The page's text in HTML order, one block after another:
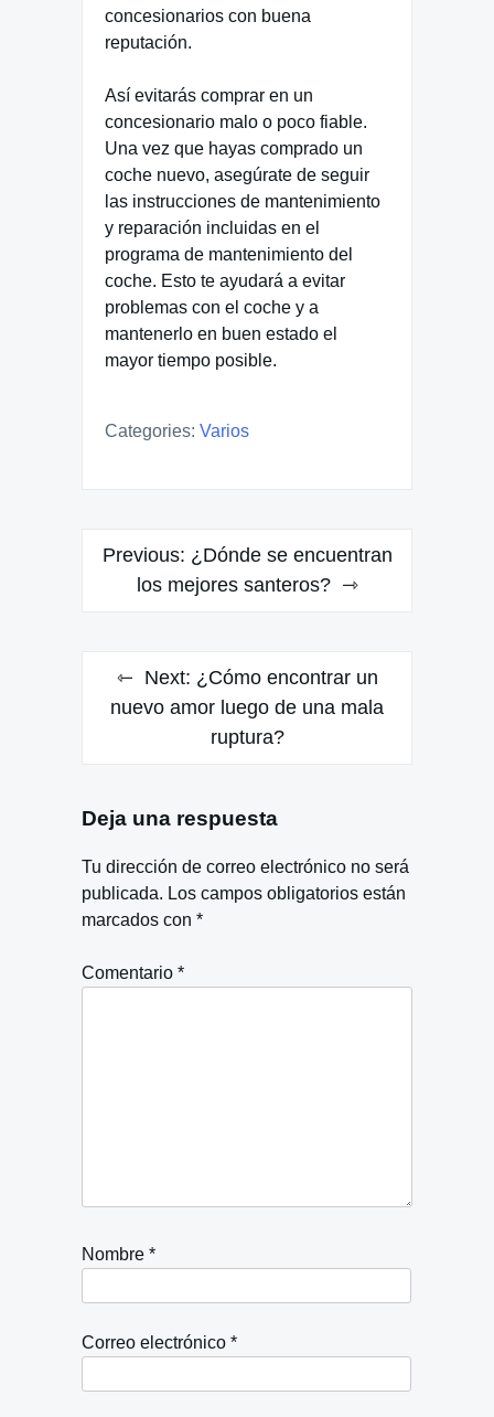
concesionarios con buena
reputación.
Así evitarás comprar en un
concesionario malo o poco fiable.
Una vez que hayas comprado un
coche nuevo, asegúrate de seguir
las instrucciones de mantenimiento
y reparación incluidas en el
programa de mantenimiento del
coche. Esto te ayudará a evitar
problemas con el coche y a
mantenerlo en buen estado el
mayor tiempo posible.
Categories: Varios
Navegación
Previous: ¿Dónde se encuentran
los mejores santeros?
Next: ¿Cómo encontrar un
nuevo amor luego de una mala
ruptura?
Deja una respuesta
Tu dirección de correo electrónico no será
publicada. Los campos obligatorios están
marcados con *
Comentario *
Nombre *
Correo electrónico *